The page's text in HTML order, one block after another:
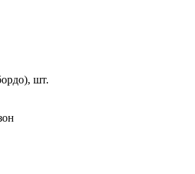
шт.